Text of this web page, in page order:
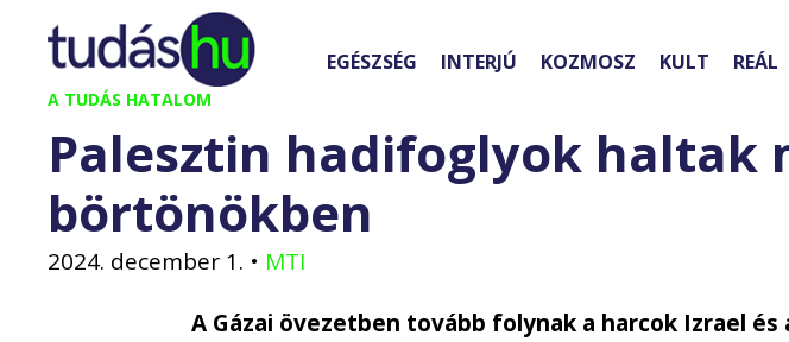
Kilépés
tartalomba
A TUDÁS HATALOM
EGÉSZSÉG INTERJÚ KOZMOSZ KULT REÁL
Palesztin hadifoglyok haltak
börtönökben
2024. december 1. • MTI
A Gázai övezetben tovább folynak a harcok Izrael és